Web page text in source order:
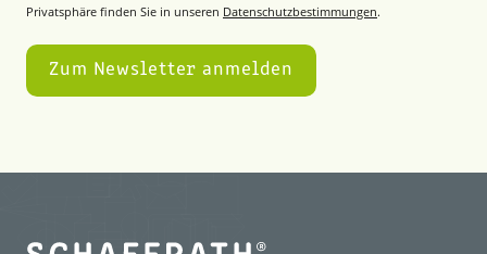
Privatsphäre finden Sie in unseren Datenschutzbestimmungen.